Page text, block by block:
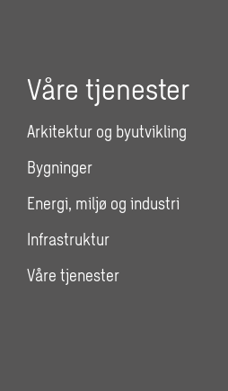
Våre tjenester
Arkitektur og byutvikling
Bygninger
Energi, miljø og industri
Infrastruktur
Våre tjenester